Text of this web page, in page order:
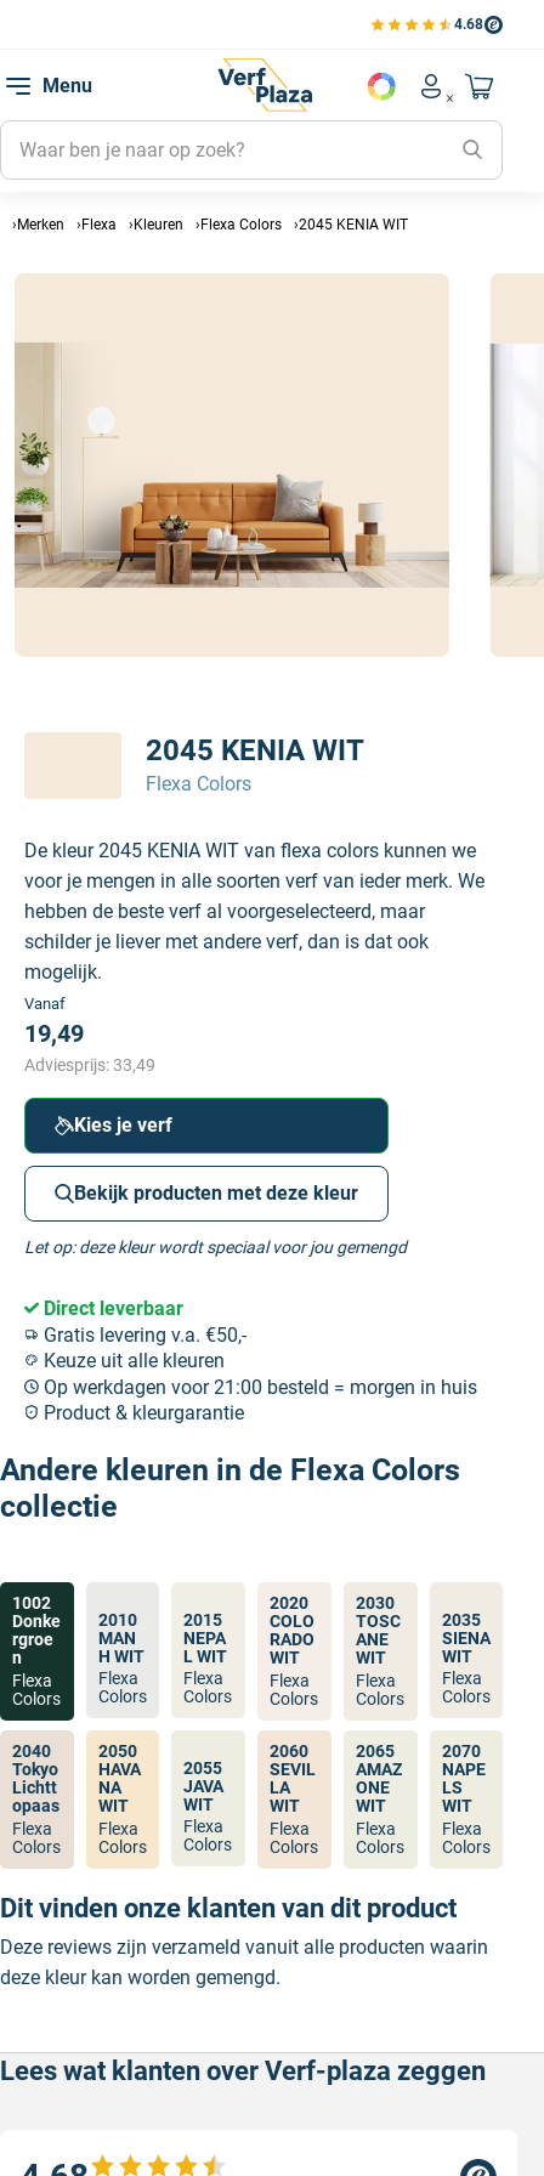
4.68
Bekijk de verfplaza
Menu
Account
Mijn
Mijn
Mijn
Naar
Merken Flexa Kleuren Flexa Colors 2045 KENIA WIT
2045 KENIA WIT
Flexa Colors
De kleur 2045 KENIA WIT van flexa colors kunnen we
voor je mengen in alle soorten verf van ieder merk. We
hebben de beste verf al voorgeselecteerd, maar
schilder je liever met andere verf, dan is dat ook
mogelijk.
Vanaf
19,49
Adviesprijs:33,49
Kies je verf
Bekijk producten met deze kleur
Let op: deze kleur wordt speciaal voor jou gemengd
Direct leverbaar
Gratis levering v.a. €50,-
Keuze uit alle kleuren
Op werkdagen voor 21:00 besteld = morgen in huis
Product & kleurgarantie
Andere kleuren in de Flexa Colors
collectie
1002
Donke
rgroe
n
Flexa
Colors
2010
MAN
H WIT
Flexa
Colors
2015
NEPA
L WIT
Flexa
Colors
2020
COLO
RADO
WIT
Flexa
Colors
2030
TOSC
ANE
WIT
Flexa
Colors
2035
SIENA
WIT
Flexa
Colors
2040
Tokyo
Lichtt
opaas
Flexa
Colors
2050
HAVA
NA
WIT
Flexa
Colors
2055
JAVA
WIT
Flexa
Colors
2060
SEVIL
LA
WIT
Flexa
Colors
2065
AMAZ
ONE
WIT
Flexa
Colors
2070
NAPE
LS
WIT
Flexa
Colors
Dit vinden onze klanten van dit product
Deze reviews zijn verzameld vanuit alle producten waarin
deze kleur kan worden gemengd.
Lees wat klanten over Verf-plaza zeggen